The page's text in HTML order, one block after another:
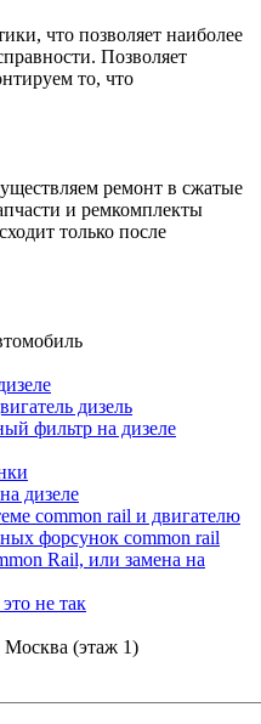
что позволяет наиболее
Позволяет
то, что
ремонт в сжатые
и ремкомплекты
только после
дизель
фильтр на дизеле
дизеле
common rail и двигателю
форсунок common rail
Rail, или замена на
не так
Москва (этаж 1)